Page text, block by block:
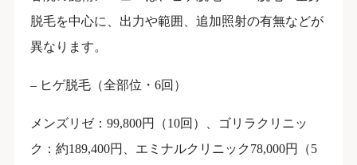
脱毛を中心に、出力や範囲、追加照射の有無などが
異なります。
– ヒゲ脱毛（全部位・6回）
メンズリゼ：99,800円（10回）、ゴリラクリニッ
ク：約189,400円、エミナルクリニック78,000円（5